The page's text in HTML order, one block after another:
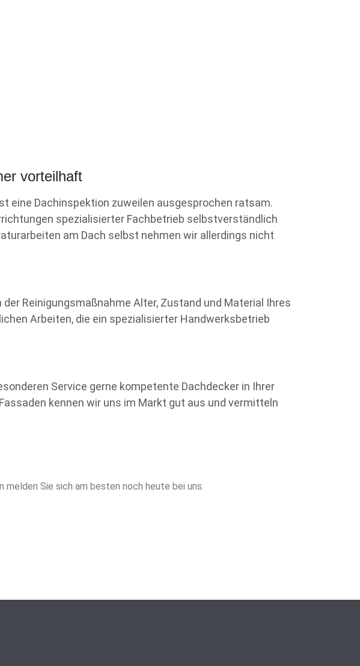
vorteilhaft
eine Dachinspektion zuweilen ausgesprochen ratsam.
spezialisierter Fachbetrieb selbstverständlich
am Dach selbst nehmen wir allerdings nicht
Reinigungsmaßnahme Alter, Zustand und Material Ihres
Arbeiten, die ein spezialisierter Handwerksbetrieb
Service gerne kompetente Dachdecker in Ihrer
kennen wir uns im Markt gut aus und vermitteln
melden Sie sich am besten noch heute bei uns.